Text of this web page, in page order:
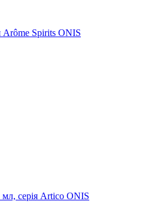
Arôme Spirits ONIS
мл, серія Artico ONIS